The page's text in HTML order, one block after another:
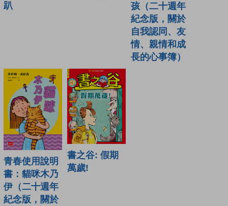
趴
孩（二十週年
紀念版，關於
自我認同、友
情、親情和成
長的心事簿）
青春使用說明
書：貓咪木乃
伊（二十週年
紀念版，關於
書之谷: 假期
萬歲!